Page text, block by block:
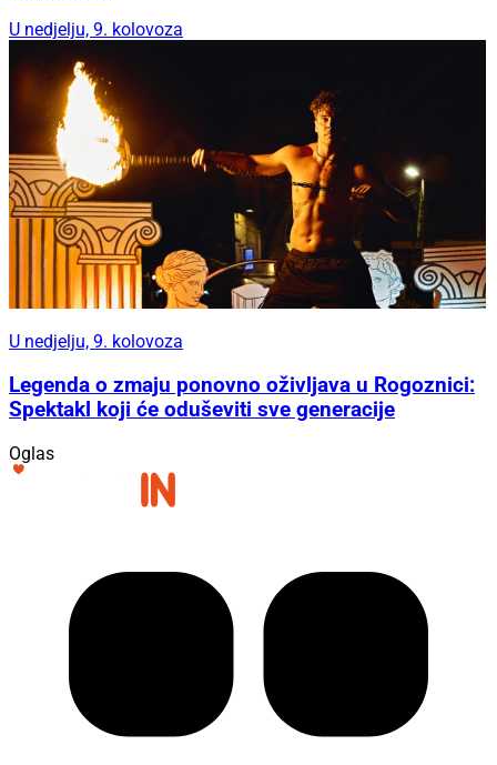
U nedjelju, 9. kolovoza
U nedjelju, 9. kolovoza
Legenda o zmaju ponovno oživljava u Rogoznici:
Spektakl koji će oduševiti sve generacije
Oglas